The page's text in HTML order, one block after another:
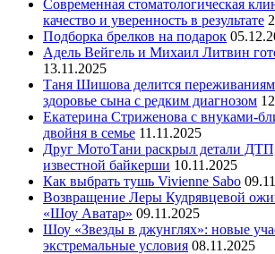
Современная стоматологическая
качество и уверенность в результате
Подборка брелков на подарок
Адель Вейгель и Михаил Литвин
13.11.2025
Таня Шишова делится
здоровье сына с редким диагнозом
Екатерина Стриженова с внуками-
двойня в семье 11.11.2025
Друг МотоТани раскрыл детали
известной байкерши 10.11.2025
Как выбрать тушь Vivienne Sabo
Возвращение Леры Кудрявцевой
«Шоу Аватар» 09.11.2025
Шоу «Звезды в джунглях»: новые
экстремальные условия 08.11.2025